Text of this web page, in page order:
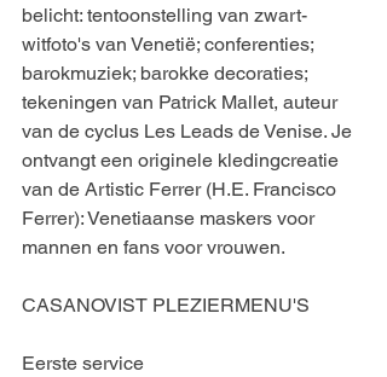
belicht: tentoonstelling van zwart-
witfoto's van Venetië; conferenties;
barokmuziek; barokke decoraties;
tekeningen van Patrick Mallet, auteur
van de cyclus Les Leads de Venise. Je
ontvangt een originele kledingcreatie
van de Artistic Ferrer (H.E. Francisco
Ferrer): Venetiaanse maskers voor
mannen en fans voor vrouwen.
CASANOVIST PLEZIERMENU'S
Eerste service